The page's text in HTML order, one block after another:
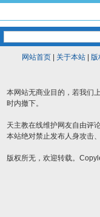
网站首页| 关于本站| 版
本网站无商业目的，若我们
时内撤下。
天主教在线维护网友自由评
本站绝对禁止发布人身攻击
版权所无，欢迎转载。